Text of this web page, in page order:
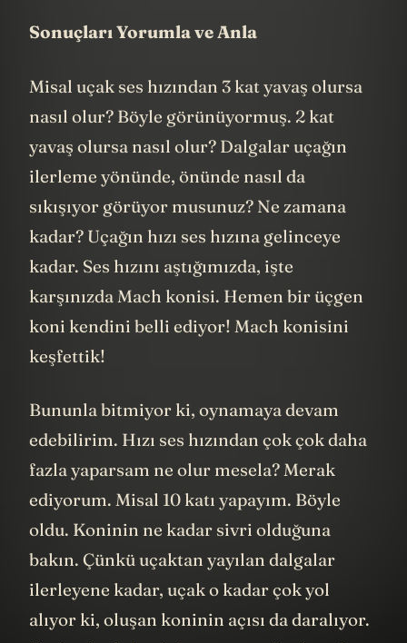
Misal uçak ses hızından 3 kat yavaş olursa
nasıl olur? Böyle görünüyormuş. 2 kat
yavaş olursa nasıl olur? Dalgalar uçağın
ilerleme yönünde, önünde nasıl da
sıkışıyor görüyor musunuz? Ne zamana
kadar? Uçağın hızı ses hızına gelinceye
kadar. Ses hızını aştığımızda, işte
karşınızda Mach konisi. Hemen bir üçgen
koni kendini belli ediyor! Mach konisini
Bununla bitmiyor ki, oynamaya devam
edebilirim. Hızı ses hızından çok çok daha
fazla yaparsam ne olur mesela? Merak
ediyorum. Misal 10 katı yapayım. Böyle
oldu. Koninin ne kadar sivri olduğuna
bakın. Çünkü uçaktan yayılan dalgalar
ilerleyene kadar, uçak o kadar çok yol